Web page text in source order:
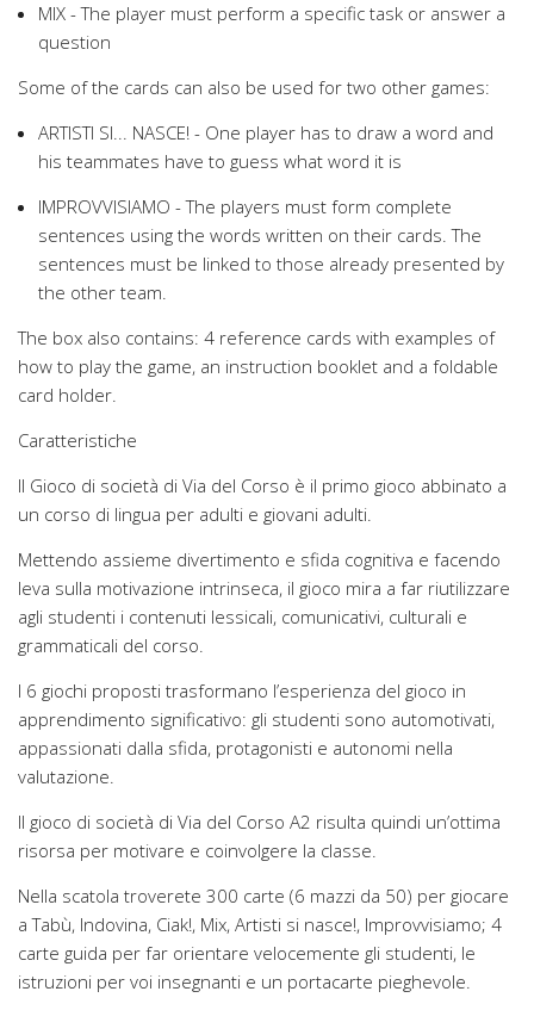
MIX - The player must perform a specific task or answer a
question
Some of the cards can also be used for two other games:
ARTISTI SI... NASCE! - One player has to draw a word and
his teammates have to guess what word it is
IMPROVVISIAMO - The players must form complete
sentences using the words written on their cards. The
sentences must be linked to those already presented by
the other team.
The box also contains: 4 reference cards with examples of
how to play the game, an instruction booklet and a foldable
card holder.
Caratteristiche
Il Gioco di società di Via del Corso è il primo gioco abbinato a
un corso di lingua per adulti e giovani adulti.
Mettendo assieme divertimento e sfida cognitiva e facendo
leva sulla motivazione intrinseca, il gioco mira a far riutilizzare
agli studenti i contenuti lessicali, comunicativi, culturali e
grammaticali del corso.
I 6 giochi proposti trasformano l’esperienza del gioco in
apprendimento significativo: gli studenti sono automotivati,
appassionati dalla sfida, protagonisti e autonomi nella
valutazione.
Il gioco di società di Via del Corso A2 risulta quindi un’ottima
risorsa per motivare e coinvolgere la classe.
Nella scatola troverete 300 carte (6 mazzi da 50) per giocare
a Tabù, Indovina, Ciak!, Mix, Artisti si nasce!, Improvvisiamo; 4
carte guida per far orientare velocemente gli studenti, le
istruzioni per voi insegnanti e un portacarte pieghevole.